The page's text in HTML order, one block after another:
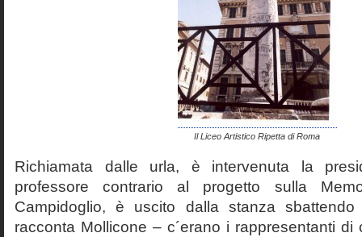
Il Liceo Artistico Ripetta di Roma
Richiamata dalle urla, è intervenuta la
professore contrario al progetto sulla
Campidoglio, è uscito dalla stanza
racconta Mollicone – c´erano i rappresentanti